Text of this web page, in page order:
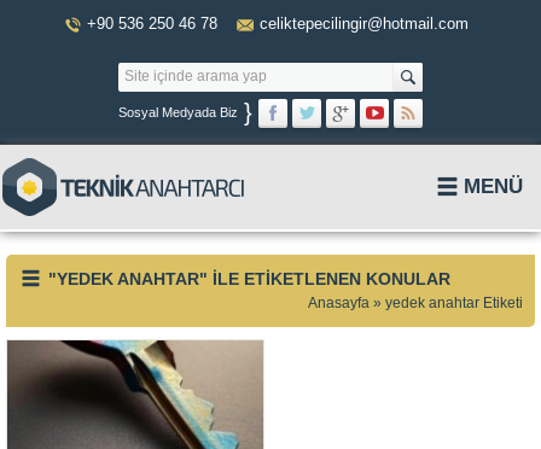
+90 536 250 46 78 celiktepecilingir@hotmail.com
Sosyal Medyada Biz }
MENÜ
"YEDEK ANAHTAR" ILE ETIKETLENEN KONULAR
Anasayfa » yedek anahtar Etiketi